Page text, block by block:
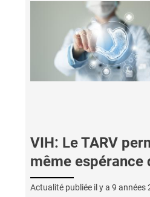
VIH: Le TARV
même espérance
Actualité publiée il y a 9 années